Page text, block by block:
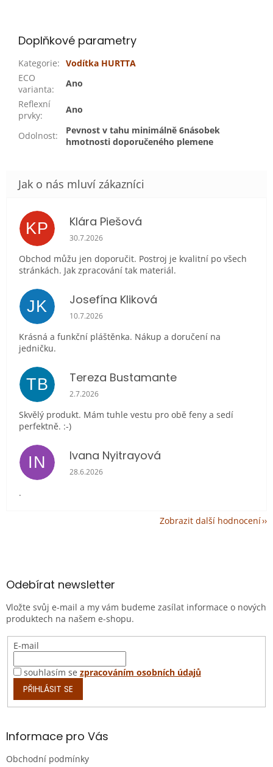
Doplňkové parametry
Kategorie: Vodítka HURTTA
ECO
varianta:
Ano
Reflexní
prvky:
Ano
Odolnost:
Pevnost v tahu minimálně 6násobek
hmotnosti doporučeného plemene
KP Klára Piešová
Hodnocení obchodu je 5 z 5 hvězdiček.
30.7.2026
Obchod můžu jen doporučit. Postroj je kvalitní po všech
stránkách. Jak zpracování tak materiál.
JK Josefína Kliková
Hodnocení obchodu je 5 z 5 hvězdiček.
10.7.2026
Krásná a funkční pláštěnka. Nákup a doručení na
jedničku.
TB Tereza Bustamante
Hodnocení obchodu je 5 z 5 hvězdiček.
2.7.2026
Skvělý produkt. Mám tuhle vestu pro obě feny a sedí
perfektně. :-)
IN Ivana Nyitrayová
Hodnocení obchodu je 5 z 5 hvězdiček.
28.6.2026
.
Zobrazit další hodnocení
aOdebírat newsletter
Vložte svůj e-mail a my vám budeme zasílat informace o nových
produktech na našem e-shopu.
E-mail
souhlasím se zpracováním osobních údajů
PŘIHLÁSIT SE
Informace pro Vás
Obchodní podmínky